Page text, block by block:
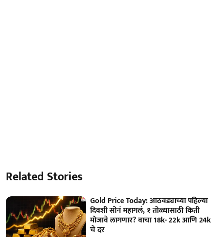
Related Stories
Gold Price Today: आठवड्याच्या पहिल्या
दिवशी सोनं महागलं, १ तोळ्यासाठी किती
मोजावे लागणार? वाचा 18k- 22k आणि 24k
चे दर